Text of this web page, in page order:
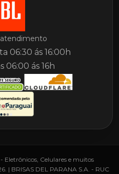
06:30 ás 16:00h
06:00 ás 16h
Eletrônicos, Celulares e muitos
| BRISAS DEL PARANA S.A. - RUC